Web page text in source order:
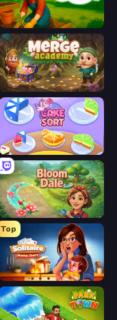
Sophie's Farm
Merge Academy
Cake Sort Puzzle 3D
Bloom Dale
Top
Solitaire Home Story